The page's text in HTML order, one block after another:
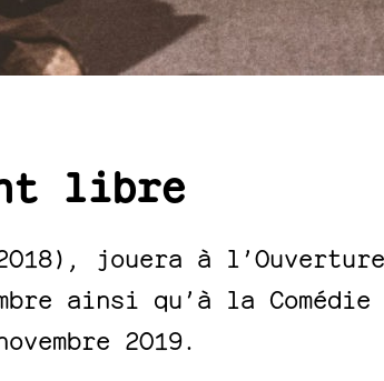
libre
jouera à
ainsi qu’à la
2019.